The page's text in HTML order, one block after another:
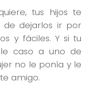
tus hijos te
de dejarlos ir por
y fáciles. Y si tu
caso a uno de
no le ponía y le
amigo.